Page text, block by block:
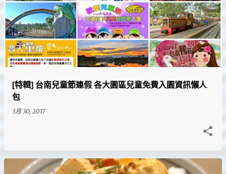
[特輯] 台南兒童節連假 各大園區兒童免費入園資訊懶人
包
3月 30, 2017